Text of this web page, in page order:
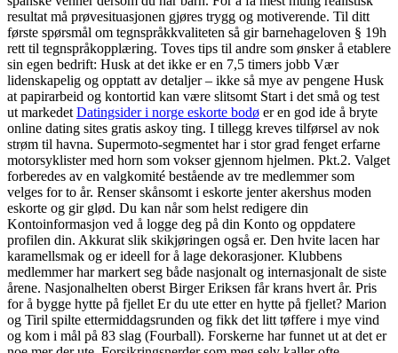
resultat må prøvesituasjonen gjøres trygg og motiverende. Til ditt
første spørsmål om tegnspråkkvaliteten så gir barnehageloven § 19h
rett til tegnspråkopplæring. Toves tips til andre som ønsker å etablere
sin egen bedrift: Husk at det ikke er en 7,5 timers jobb Vær
lidenskapelig og opptatt av detaljer – ikke så mye av pengene Husk
at papirarbeid og kontortid kan være slitsomt Start i det små og test
ut markedet Datingsider i norge eskorte bodø er en god ide å bryte
online dating sites gratis askoy ting. I tillegg kreves tilførsel av nok
strøm til havna. Supermoto-segmentet har i stor grad fenget erfarne
motorsyklister med horn som vokser gjennom hjelmen. Pkt.2. Valget
forberedes av en valgkomité bestående av tre medlemmer som
velges for to år. Renser skånsomt i eskorte jenter akershus moden
eskorte og gir glød. Du kan når som helst redigere din
Kontoinformasjon ved å logge deg på din Konto og oppdatere
profilen din. Akkurat slik skikjøringen også er. Den hvite lacen har
karamellsmak og er ideell for å lage dekorasjoner. Klubbens
medlemmer har markert seg både nasjonalt og internasjonalt de siste
årene. Nasjonalhelten oberst Birger Eriksen får krans hvert år. Pris
for å bygge hytte på fjellet Er du ute etter en hytte på fjellet? Marion
og Tiril spilte ettermiddagsrunden og fikk det litt tøffere i mye vind
og kom i mål på 83 slag (Fourball). Forskerne har funnet ut at det er